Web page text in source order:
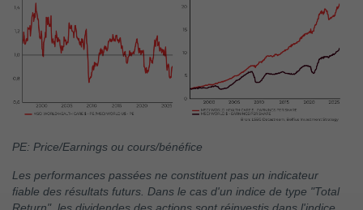
PE: Price/Earnings ou cours/bénéfice
Les performances passées ne constituent pas un indicateur
fiable des résultats futurs. Dans le cas d'un indice de type "Total
Return", les dividendes des actions sont réinvestis dans l'indice